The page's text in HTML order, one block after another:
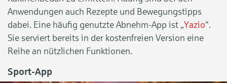
Anwendungen auch Rezepte und Bewegungstipps
dabei. Eine häufig genutzte Abnehm-App ist „Yazio“.
Sie serviert bereits in der kostenfreien Version eine
Reihe an nützlichen Funktionen.
Sport-App